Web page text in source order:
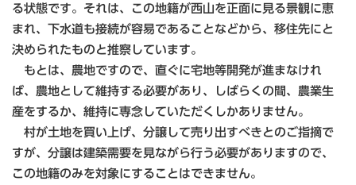
る状態です。それは、この地籍が西山を正面に見る景観に恵
まれ、下水道も接続が容易であることなどから、移住先にと
決められたものと推察しています。
もとは、農地ですので、直ぐに宅地等開発が進まなけれ
ば、農地として維持する必要があり、しばらくの間、農業生
産をするか、維持に専念していただくしかありません。
村が土地を買い上げ、分譲して売り出すべきとのご指摘で
すが、分譲は建築需要を見ながら行う必要がありますので、
この地籍のみを対象にすることはできません。